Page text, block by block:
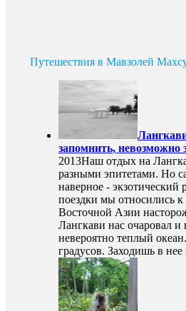
Путешествия в Мавзолей
запомнить, невозможно
2013Наш отдых на
разными эпитетами. Но
наверное - экзотический
поездки мы относились
Восточной Азии
Лангкави нас очаровал и
невероятно теплый
градусов. Заходишь в нее